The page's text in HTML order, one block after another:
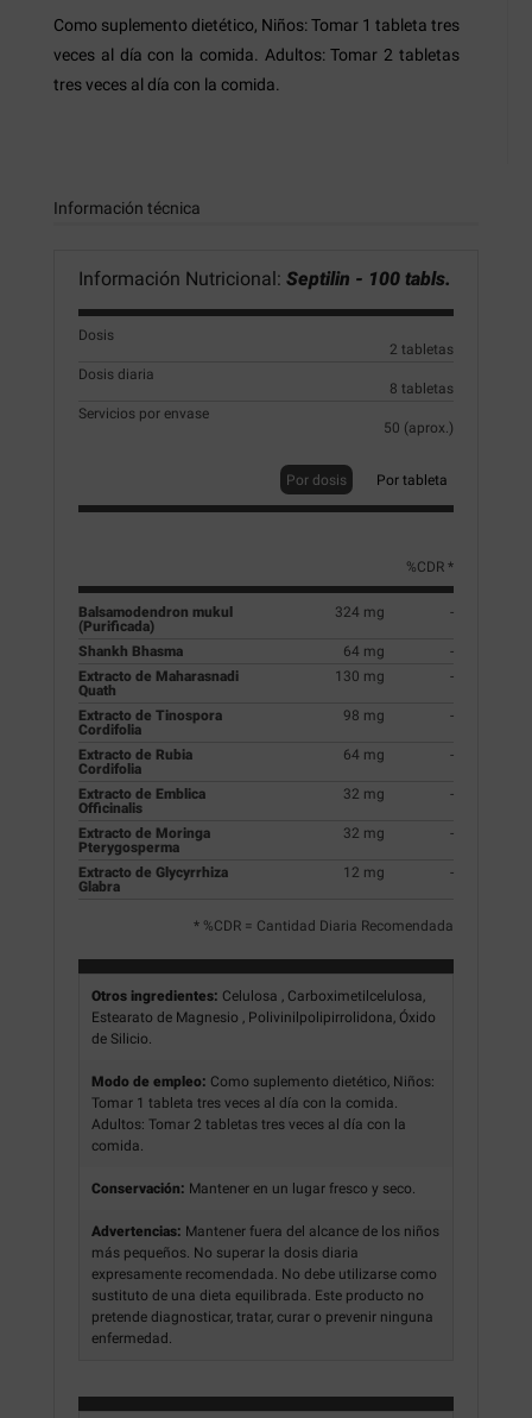
Como suplemento dietético, Niños: Tomar 1 tableta tres
veces al día con la comida. Adultos: Tomar 2 tabletas
tres veces al día con la comida.
Información técnica
Información Nutricional: Septilin - 100 tabls.
Dosis
2 tabletas
Dosis diaria
8 tabletas
Servicios por envase
50 (aprox.)
Por dosis Por tableta
%CDR *
Balsamodendron mukul
(Purificada)
324 mg -
Shankh Bhasma 64 mg
-
Extracto de Maharasnadi
Quath
130 mg -
Extracto de Tinospora
Cordifolia
98 mg -
Extracto de Rubia
Cordifolia
64 mg -
Extracto de Emblica
Officinalis
32 mg -
Extracto de Moringa
Pterygosperma
32 mg -
Extracto de Glycyrrhiza
Glabra
12 mg -
* %CDR = Cantidad Diaria Recomendada
Otros ingredientes: Celulosa , Carboximetilcelulosa,
Estearato de Magnesio , Polivinilpolipirrolidona, Óxido
de Silicio.
Modo de empleo: Como suplemento dietético, Niños:
Tomar 1 tableta tres veces al día con la comida.
Adultos: Tomar 2 tabletas tres veces al día con la
comida.
Conservación: Mantener en un lugar fresco y seco.
Advertencias: Mantener fuera del alcance de los niños
más pequeños. No superar la dosis diaria
expresamente recomendada. No debe utilizarse como
sustituto de una dieta equilibrada. Este producto no
pretende diagnosticar, tratar, curar o prevenir ninguna
enfermedad.